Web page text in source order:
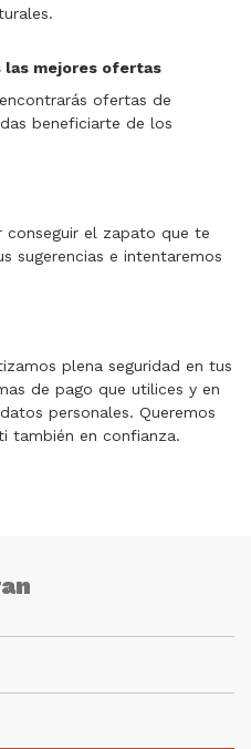
las mejores ofertas
ofertas de
beneficiarte de los
conseguir el zapato que te
sugerencias e intentaremos
plena seguridad en tus
de pago que utilices y en
personales. Queremos
también en confianza.